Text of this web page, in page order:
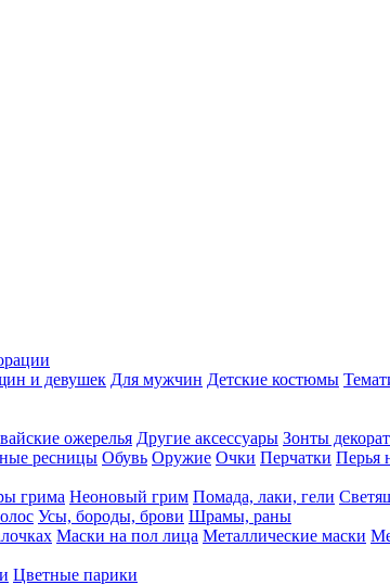
и девушек Для мужчин Детские костюмы
ожерелья Другие аксессуары Зонты
ресницы Обувь Оружие Очки Перчатки Перья
грима Неоновый грим Помада, лаки, гели
Усы, бороды, брови Шрамы, раны
Маски на пол лица Металлические маски
Цветные парики